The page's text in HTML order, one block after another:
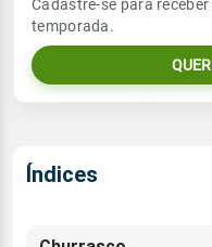
Rajada de vento
Sol
06:13h às 17:32h
0.0mm
Rajada de vento
Sol
Cadastre-se para
temporada.
Índices